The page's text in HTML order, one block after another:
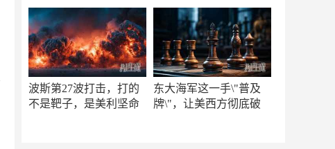
波斯第27波打击，打的
不是靶子，是美利坚命
东大海军这一手\"普及
牌\"，让美西方彻底破